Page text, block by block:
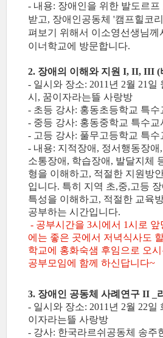
- 내용: 장애인을 위한 발도르프
받고, 장애인공동체 '캠프힐코
펴보기 위해서 이소영선생님께
이너학교에 방문합니다.
2. 장애의 이해와 지원 I, II, III (
- 일시와 장소: 2011년 2월 21일
시, 꿈이자라는뜰 사랑방
- 초등 강사: 홍동초등학교 특
- 중등 강사: 홍동중학교 특수교
- 고등 강사: 풀무고등학교 특
- 내용: 지적장애, 정서행동장
소통장애, 학습장애, 발달지체
형을 이해하고, 적절한 지원방
입니다. 특히 지역 초,중,고등
특성을 이해하고, 적절한 교육
공부하는 시간입니다.
- 공부시간을 3시에서 1시로
에는 좋은 곳에서 저녁식사도
학교에 홍화숙샘 후임으로 오
공부모임에 함께 하신답니다~
3. 장애인 공동체 사례연구 II _
- 일시와 장소: 2011년 2월 22일
이자라는뜰 사랑방
- 강사: 한국라르쉬공동체 송주